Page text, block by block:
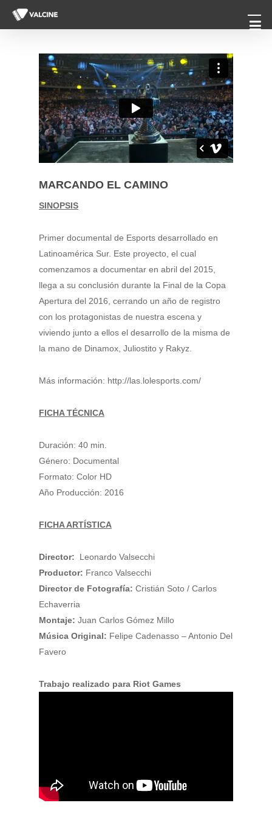
MARCANDO EL CAMINO
SINOPSIS
Primer documental de Esports desarrollado en
Latinoamérica Sur. Este proyecto, el cual
comenzamos a documentar en abril del 2015,
llega a su conclusión durante la Final de la Copa
Apertura del 2016, cerrando un año de registro
con los protagonistas de nuestra escena y
viviendo junto a ellos el desarrollo de la misma de
la mano de Dinamox, Juliostito y Rakyz.
Más información: http://las.lolesports.com/
FICHA TÉCNICA
Duración: 40 min.
Género: Documental
Formato: Color HD
Año Producción: 2016
FICHA ARTÍSTICA
Director: Leonardo Valsecchi
Productor: Franco Valsecchi
Director de Fotografía: Cristián Soto / Carlos
Echaverria
Montaje: Juan Carlos Gómez Millo
Música Original: Felipe Cadenasso – Antonio Del
Favero
Trabajo realizado para Riot Games